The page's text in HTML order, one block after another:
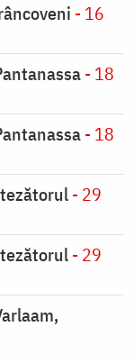
- 16
- 18
- 18
- 29
- 29